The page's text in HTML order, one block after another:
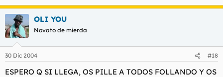
OLI YOU
Novato de mierda
30 Dic 2004 #18
ESPERO Q SI LLEGA, OS PILLE A TODOS FOLLANDO Y OS